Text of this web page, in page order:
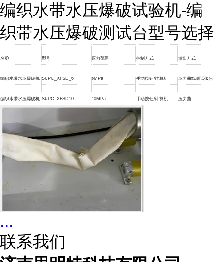
编织水带水压爆破试验机-编
织带水压爆破测试台型号选择
名称 型号 压力范围 控制方式 输出方式
编织水带水压爆破机 SUPC_XFSD_6 6MPa 手动按钮/计算机 压力曲线测试报告
编织水带水压爆破机 SUPC_XFSD10 10MPa 手动按钮/计算机 压力曲
...
联系我们